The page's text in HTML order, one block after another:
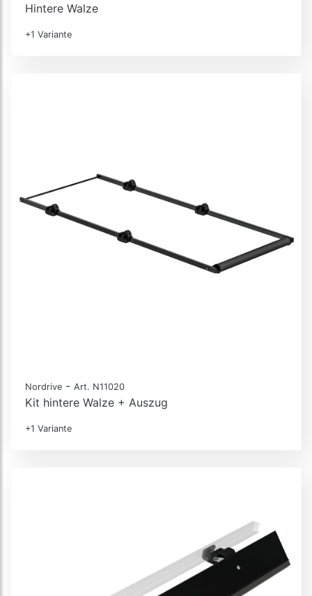
Hintere Walze
+1 Variante
Nordrive - Art. N11020
Kit hintere Walze + Auszug
+1 Variante